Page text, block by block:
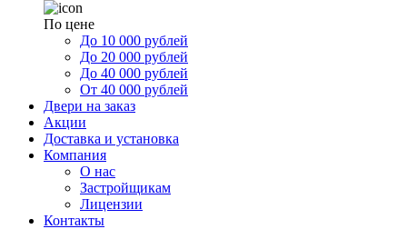
По цене
До 10 000 рублей
До 20 000 рублей
До 40 000 рублей
От 40 000 рублей
Двери на заказ
Акции
Доставка и установка
Компания
О нас
Застройщикам
Лицензии
Контакты